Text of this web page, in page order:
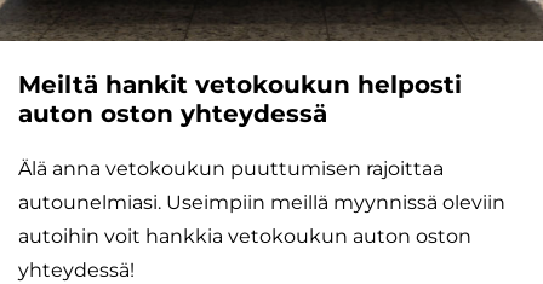
Meiltä hankit vetokoukun helposti
auton oston yhteydessä
Älä anna vetokoukun puuttumisen rajoittaa
autounelmiasi. Useimpiin meillä myynnissä oleviin
autoihin voit hankkia vetokoukun auton oston
yhteydessä!